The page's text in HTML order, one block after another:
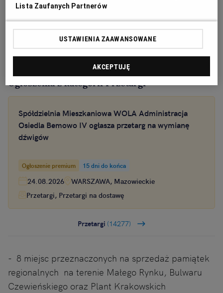
Ogłoszenia z kategorii Przetargi
Spółdzielnia Mieszkaniowa WOLA Administracja
Osiedla Bemowo IV ogłasza przetarg na wymianę
dźwigów
Ogłoszenie premium 15 dni do końca
24.08.2026
WARSZAWA, Mazowieckie
Przetargi, Przetargi na dostawę
Przetargi (14277)
- 8 miejsc przeznaczonych na sprzedaż pamiątek
regionalnych na terenie Małego Rynku, Bulwaru
Czewieńskiego oraz Plant Krakowskich
Lista Zaufanych Partnerów
USTAWIENIA ZAAWANSOWANE
AKCEPTUJĘ